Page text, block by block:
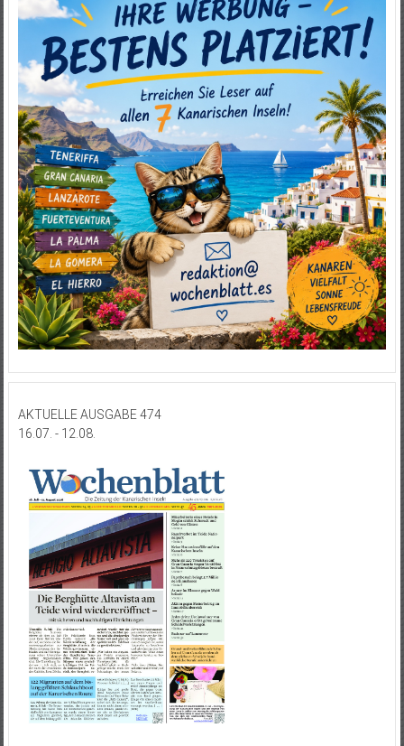
AKTUELLE AUSGABE 474
16.07. - 12.08.